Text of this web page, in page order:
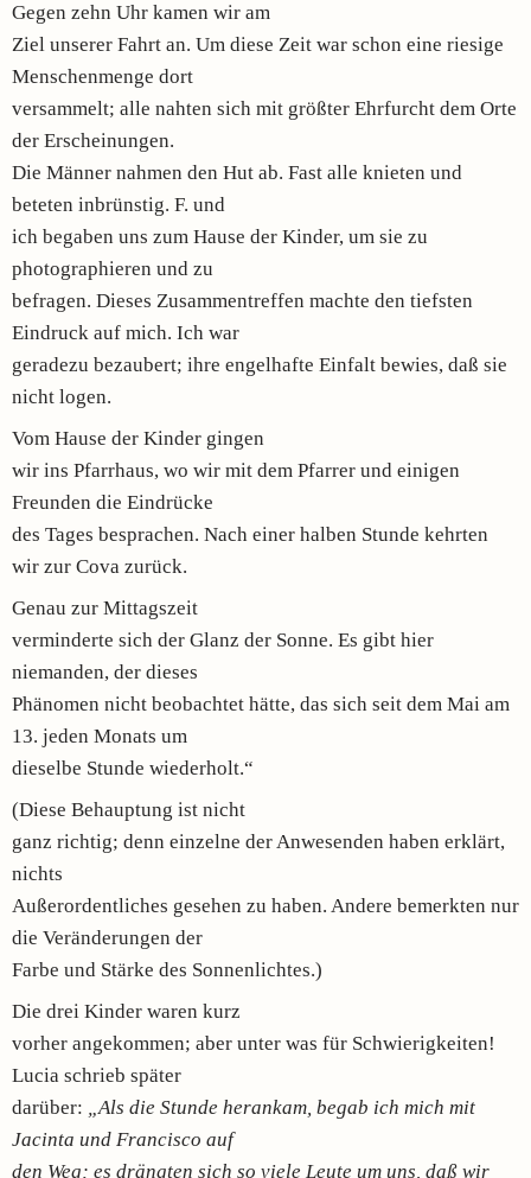
Gegen zehn Uhr kamen wir am
Ziel unserer Fahrt an. Um diese Zeit war schon eine riesige
Menschenmenge dort
versammelt; alle nahten sich mit größter Ehrfurcht dem Orte
der Erscheinungen.
Die Männer nahmen den Hut ab. Fast alle knieten und
beteten inbrünstig. F. und
ich begaben uns zum Hause der Kinder, um sie zu
photographieren und zu
befragen. Dieses Zusammentreffen machte den tiefsten
Eindruck auf mich. Ich war
geradezu bezaubert; ihre engelhafte Einfalt bewies, daß sie
nicht logen.
Vom Hause der Kinder gingen
wir ins Pfarrhaus, wo wir mit dem Pfarrer und einigen
Freunden die Eindrücke
des Tages besprachen. Nach einer halben Stunde kehrten
wir zur Cova zurück.
Genau zur Mittagszeit
verminderte sich der Glanz der Sonne. Es gibt hier
niemanden, der dieses
Phänomen nicht beobachtet hätte, das sich seit dem Mai am
13. jeden Monats um
dieselbe Stunde wiederholt.“
(Diese Behauptung ist nicht
ganz richtig; denn einzelne der Anwesenden haben erklärt,
nichts
Außerordentliches gesehen zu haben. Andere bemerkten nur
die Veränderungen der
Farbe und Stärke des Sonnenlichtes.)
Die drei Kinder waren kurz
vorher angekommen; aber unter was für Schwierigkeiten!
Lucia schrieb später
darüber: „Als die Stunde herankam, begab ich mich mit
Jacinta und Francisco auf
den Weg; es drängten sich so viele Leute um uns, daß wir